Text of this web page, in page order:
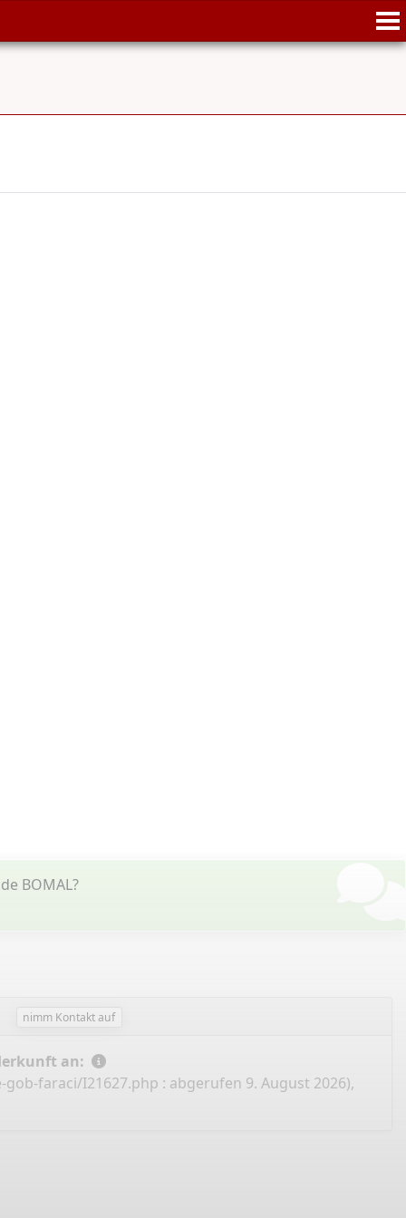
BOMAL?
nimm Kontakt auf
an:
faraci/I21627.php : abgerufen 9. August 2026),